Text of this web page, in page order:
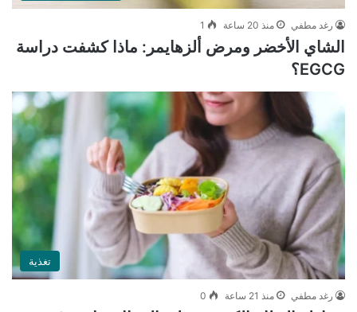
رغد مطفي منذ 20 ساعة 1
الشاي الأخضر ومرض ألزهايمر: ماذا كشفت دراسة
EGCG؟
تغذية
رغد مطفي منذ 21 ساعة 0